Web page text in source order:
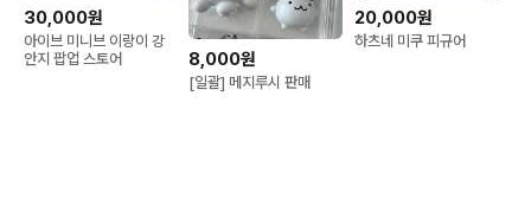
30,000원
아이브 미니브 이랑이 강
안지 팝업 스토어
8,000원
[일괄] 메지루시 판매
20,000원
하츠네 미쿠 피규어